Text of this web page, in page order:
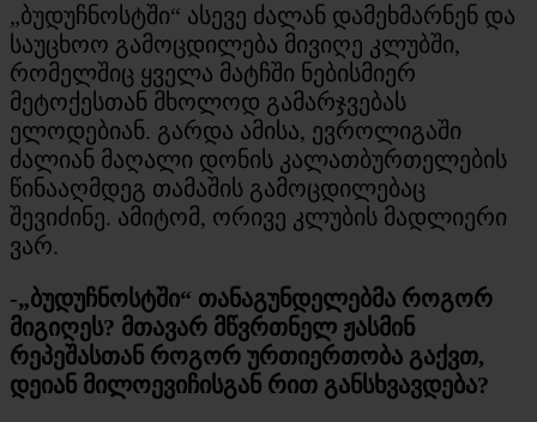
„ბუდუჩნოსტში“ ასევე ძალან დამეხმარნენ და
საუცხოო გამოცდილება მივიღე კლუბში,
რომელშიც ყველა მატჩში ნებისმიერ
მეტოქესთან მხოლოდ გამარჯვებას
ელოდებიან. გარდა ამისა, ევროლიგაში
ძალიან მაღალი დონის კალათბურთელების
წინააღმდეგ თამაშის გამოცდილებაც
შევიძინე. ამიტომ, ორივე კლუბის მადლიერი
ვარ.
-„ბუდუჩნოსტში“ თანაგუნდელებმა როგორ
მიგიღეს? მთავარ მწვრთნელ ჟასმინ
რეპეშასთან როგორ ურთიერთობა გაქვთ,
დეიან მილოევიჩისგან რით განსხვავდება?